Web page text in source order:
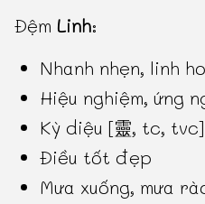
ĐệmLinh:
Nhanh nhẹn, linh
Hiệu nghiệm, ứng
Kỳ diệu [靈, tc, tvc]
Điều tốt đẹp
Mưa xuống, mưa